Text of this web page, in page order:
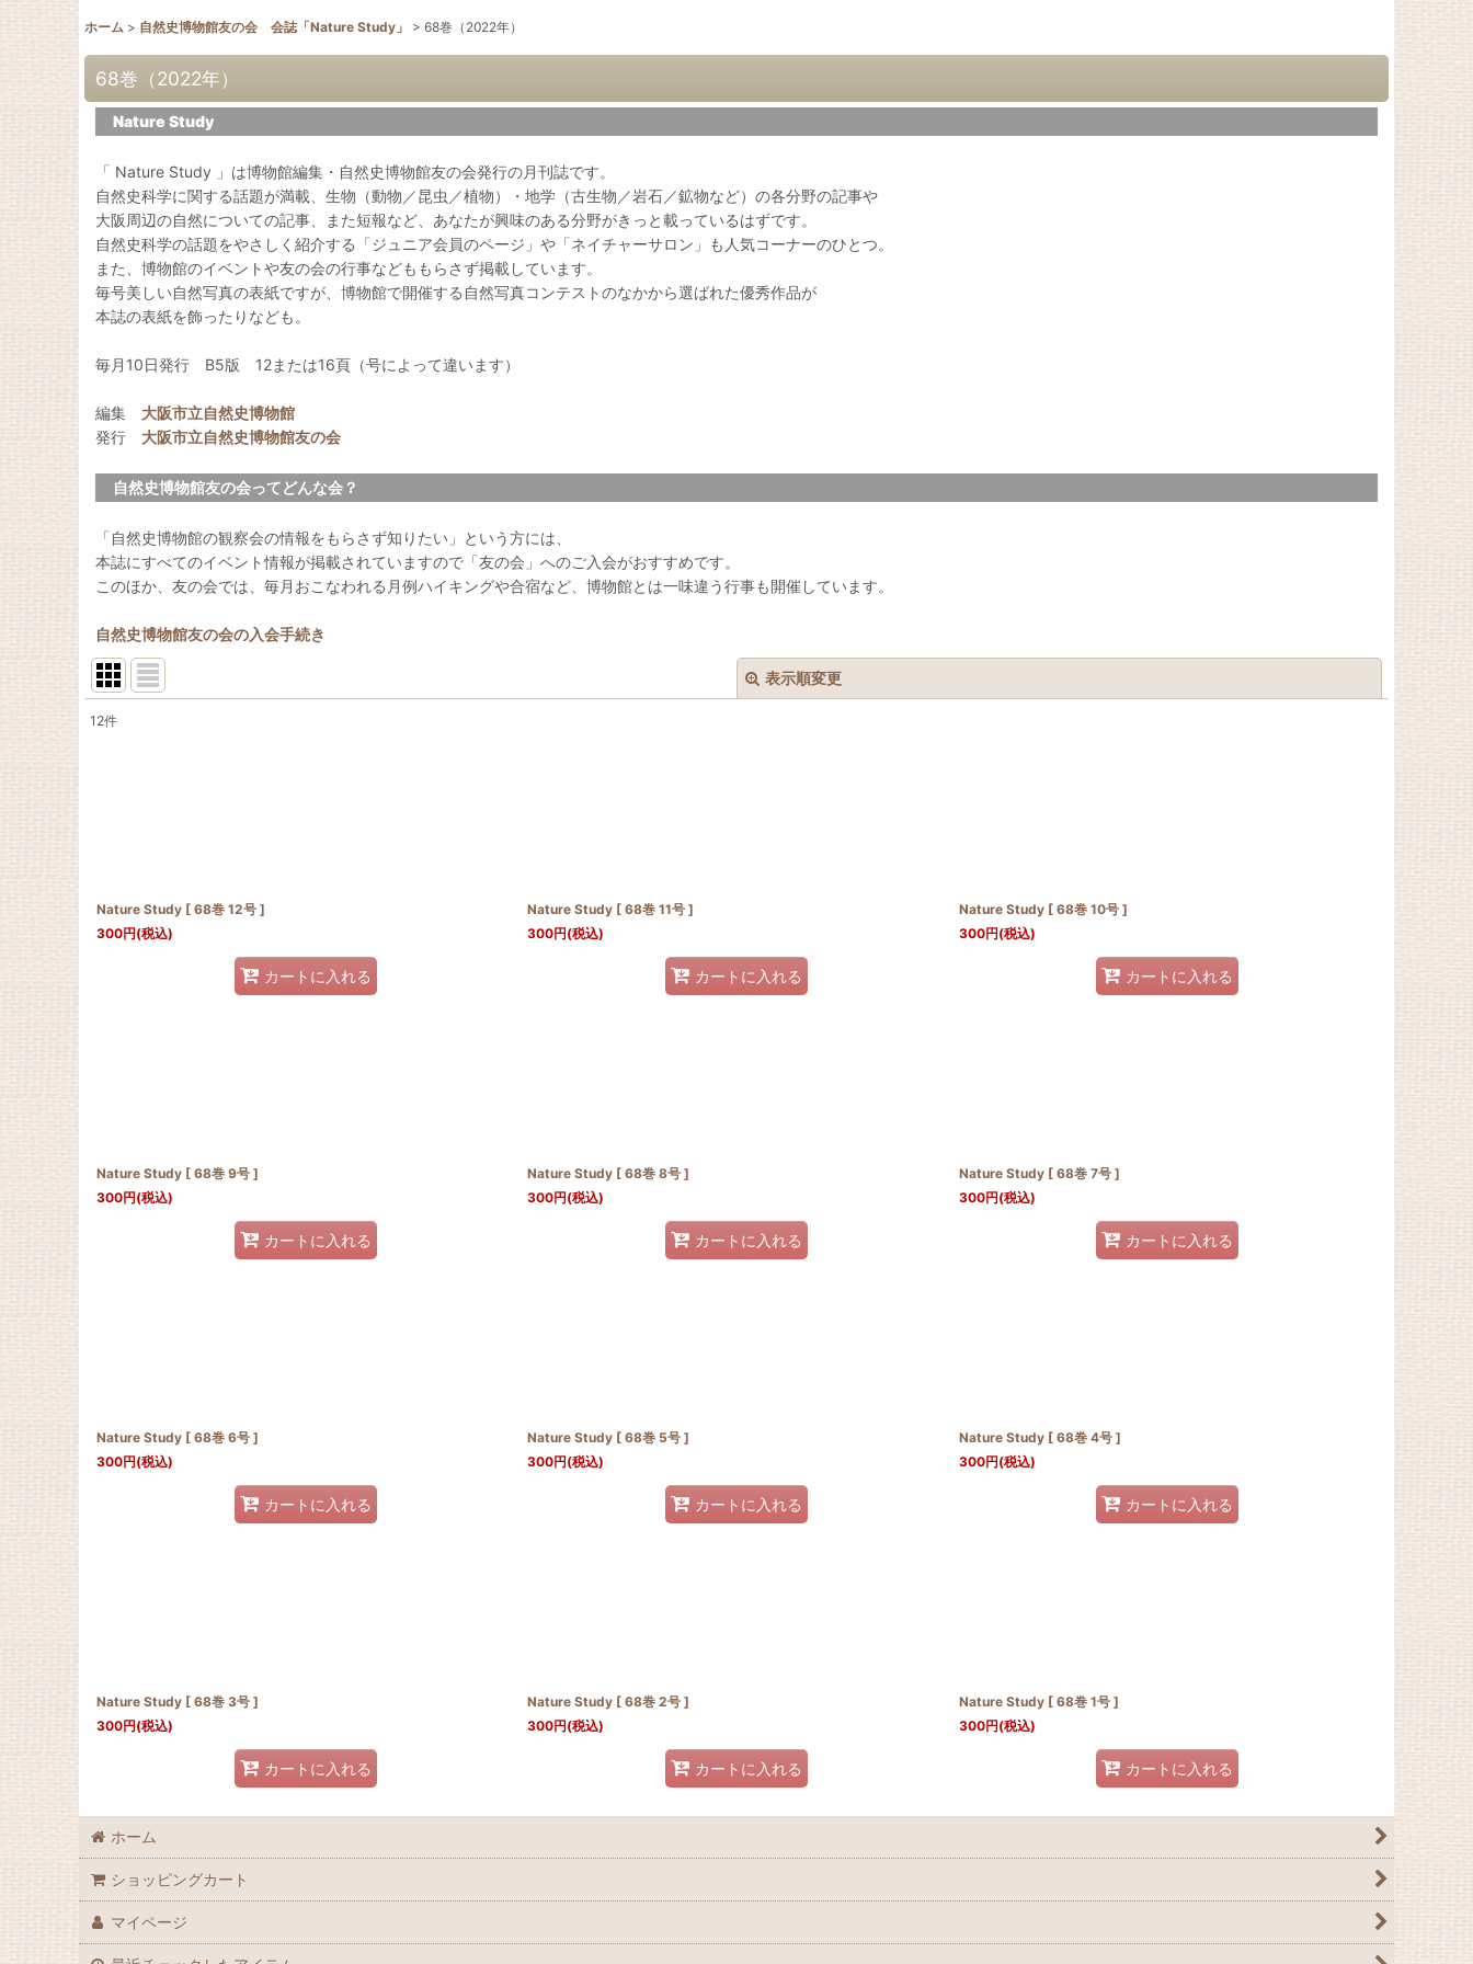
ホーム > 自然史博物館友の会 会誌「Nature Study」 > 68巻（2022年）
68巻（2022年）
Nature Study
「 Nature Study 」は博物館編集・自然史博物館友の会発行の月刊誌です。
自然史科学に関する話題が満載、生物（動物／昆虫／植物）・地学（古生物／岩石／鉱物など）の各分野の記事や
大阪周辺の自然についての記事、また短報など、あなたが興味のある分野がきっと載っているはずです。
自然史科学の話題をやさしく紹介する「ジュニア会員のページ」や「ネイチャーサロン」も人気コーナーのひとつ。
また、博物館のイベントや友の会の行事などももらさず掲載しています。
毎号美しい自然写真の表紙ですが、博物館で開催する自然写真コンテストのなかから選ばれた優秀作品が
本誌の表紙を飾ったりなども。
毎月10日発行 B5版 12または16頁（号によって違います）
編集 大阪市立自然史博物館
発行 大阪市立自然史博物館友の会
自然史博物館友の会ってどんな会？
「自然史博物館の観察会の情報をもらさず知りたい」という方には、
本誌にすべてのイベント情報が掲載されていますので「友の会」へのご入会がおすすめです。
このほか、友の会では、毎月おこなわれる月例ハイキングや合宿など、博物館とは一味違う行事も開催しています。
自然史博物館友の会の入会手続き
表示順変更
12件
Nature Study [ 68巻 12号 ]
300円(税込)
カートに入れる
Nature Study [ 68巻 11号 ]
300円(税込)
カートに入れる
Nature Study [ 68巻 10号 ]
300円(税込)
カートに入れる
Nature Study [ 68巻 9号 ]
300円(税込)
カートに入れる
Nature Study [ 68巻 8号 ]
300円(税込)
カートに入れる
Nature Study [ 68巻 7号 ]
300円(税込)
カートに入れる
Nature Study [ 68巻 6号 ]
300円(税込)
カートに入れる
Nature Study [ 68巻 5号 ]
300円(税込)
カートに入れる
Nature Study [ 68巻 4号 ]
300円(税込)
カートに入れる
Nature Study [ 68巻 3号 ]
300円(税込)
カートに入れる
Nature Study [ 68巻 2号 ]
300円(税込)
カートに入れる
Nature Study [ 68巻 1号 ]
300円(税込)
カートに入れる
ホーム
ショッピングカート
マイページ